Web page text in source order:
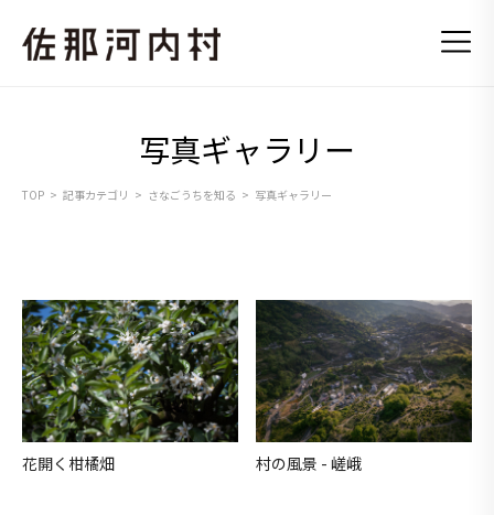
写真ギャラリー
TOP 記事カテゴリ さなごうちを知る 写真ギャラリー
花開く柑橘畑 村の風景 - 嵯峨